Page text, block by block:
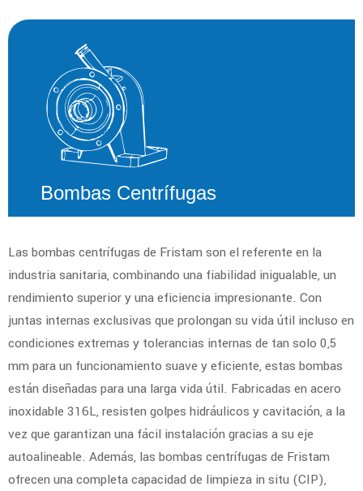
Bombas Centrífugas
Las bombas centrífugas de Fristam son el referente en la
industria sanitaria, combinando una fiabilidad inigualable, un
rendimiento superior y una eficiencia impresionante. Con
juntas internas exclusivas que prolongan su vida útil incluso en
condiciones extremas y tolerancias internas de tan solo 0,5
mm para un funcionamiento suave y eficiente, estas bombas
están diseñadas para una larga vida útil. Fabricadas en acero
inoxidable 316L, resisten golpes hidráulicos y cavitación, a la
vez que garantizan una fácil instalación gracias a su eje
autoalineable. Además, las bombas centrífugas de Fristam
ofrecen una completa capacidad de limpieza in situ (CIP),